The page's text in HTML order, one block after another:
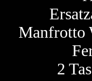
Manfrotto
2